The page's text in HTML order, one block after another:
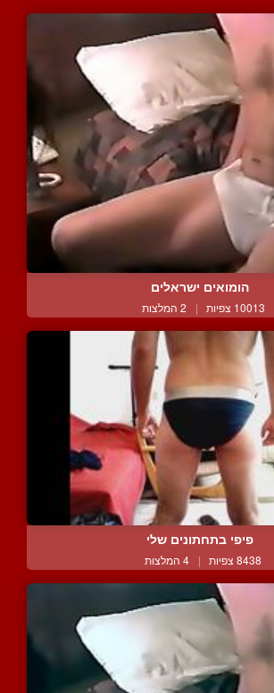
הומואים ישראלים
10013 צפיות | 2 המלצות
פיפי בתחתונים שלי
8438 צפיות | 4 המלצות